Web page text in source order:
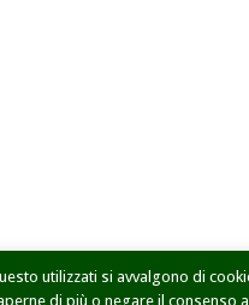
utilizzati si avvalgono di
di più o negare il consenso